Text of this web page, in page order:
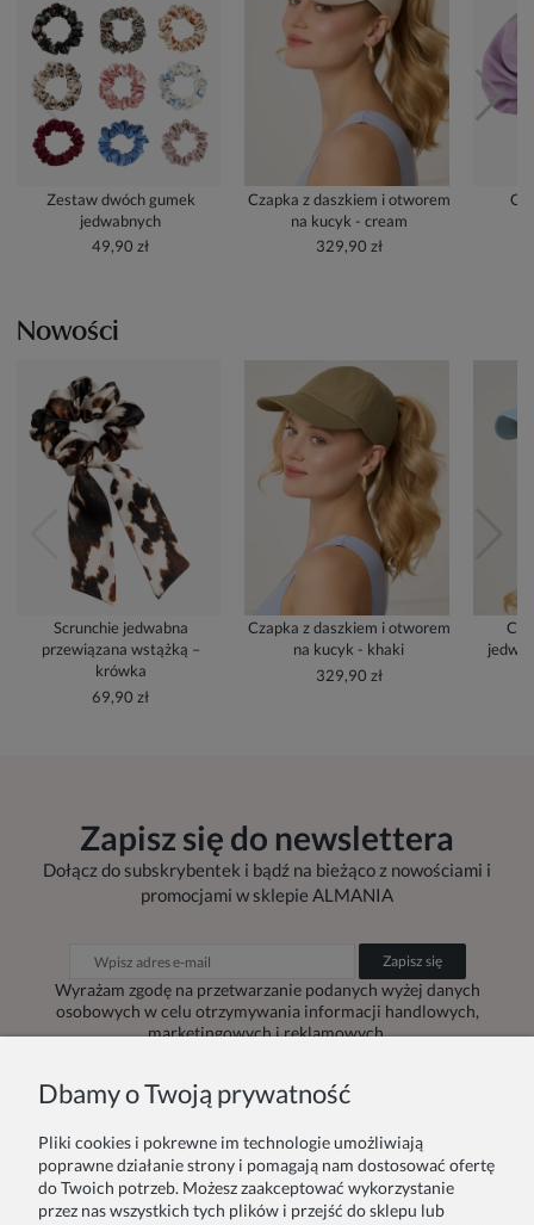
Zestaw dwóch gumek
jedwabnych
49,90 zł
Czapka z daszkiem i otworem
na kucyk - cream
329,90 zł
Nowości
Scrunchie jedwabna
przewiązana wstążką –
krówka
69,90 zł
Czapka z daszkiem i otworem
na kucyk - khaki
329,90 zł
Zapisz się do newslettera
Dołącz do subskrybentek i bądź na bieżąco z nowościami i
promocjami w sklepie ALMANIA
Zapisz się
Wyrażam zgodę na przetwarzanie podanych wyżej danych
osobowych w celu otrzymywania informacji handlowych,
marketingowych i reklamowych.
Zamówienie
Twoje zamówienia
Inne
Blog
Dbamy o Twoją prywatność
Pliki cookies i pokrewne im technologie umożliwiają
poprawne działanie strony i pomagają nam dostosować ofertę
do Twoich potrzeb. Możesz zaakceptować wykorzystanie
przez nas wszystkich tych plików i przejść do sklepu lub